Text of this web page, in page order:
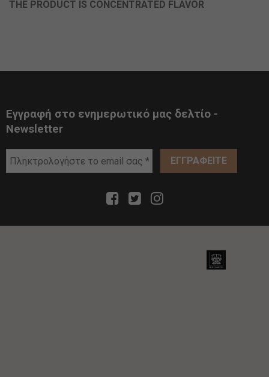
THE PRODUCT IS CONCENTRATED FLAVOR
Εγγραφή στο ενημερωτικό μας δελτίο -
Newsletter